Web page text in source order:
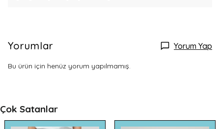
Yorumlar Yorum Yap
Bu ürün için henüz yorum yapılmamış.
Çok Satanlar